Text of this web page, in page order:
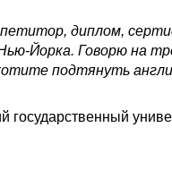
диплом,
Йорка. Говорю на
подтянуть
государственный